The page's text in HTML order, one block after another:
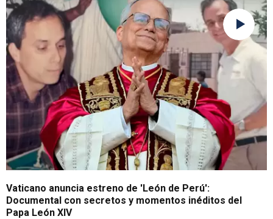
Vida pastoral del Papa
Vaticano anuncia estreno de 'León de Perú':
Documental con secretos y momentos inéditos del
Papa León XIV